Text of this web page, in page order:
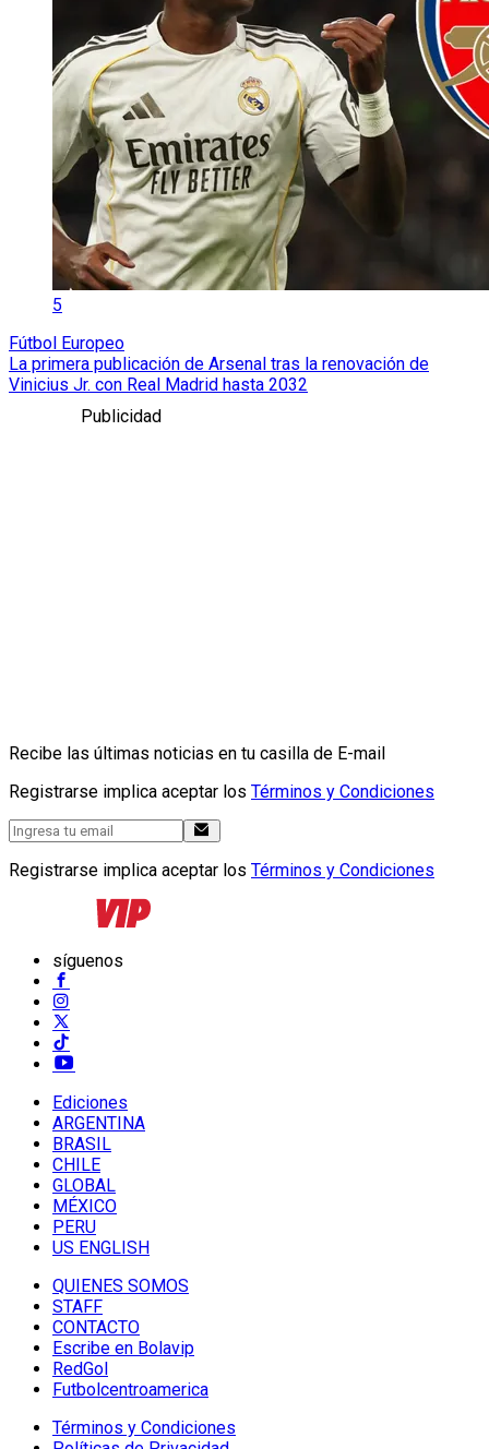
5
Fútbol Europeo
La primera publicación de Arsenal tras la renovación de
Vinicius Jr. con Real Madrid hasta 2032
Publicidad
Recibe las últimas noticias en tu casilla de E-mail
Registrarse implica aceptar los Términos y Condiciones
Registrarse implica aceptar los Términos y Condiciones
síguenos
Ediciones
ARGENTINA
BRASIL
CHILE
GLOBAL
MÉXICO
PERU
US ENGLISH
QUIENES SOMOS
STAFF
CONTACTO
Escribe en Bolavip
RedGol
Futbolcentroamerica
Términos y Condiciones